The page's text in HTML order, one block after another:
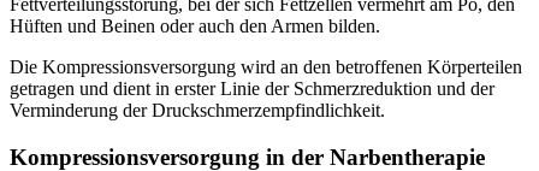
Hüften und Beinen oder auch den Armen bilden.
Die Kompressionsversorgung wird an den betroffenen Körperteilen
getragen und dient in erster Linie der Schmerzreduktion und der
Verminderung der Druckschmerzempfindlichkeit.
Kompressionsversorgung in der Narbentherapie